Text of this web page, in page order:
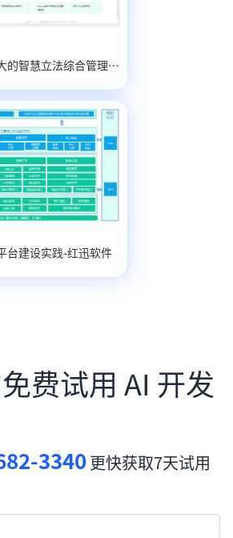
红迅软件助力某市人大的智慧立法综合管理平台建设实践
台建设实践-红迅软件
费试用 AI 开发
3340更快获取7天试用